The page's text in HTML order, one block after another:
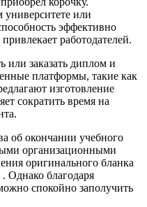
или
эффективно
работодателей.
или заказать диплом и
платформы, такие как
изготовление
сократить время на
об окончании учебного
организационными
оригинального бланка
. Однако благодаря
спокойно заполучить